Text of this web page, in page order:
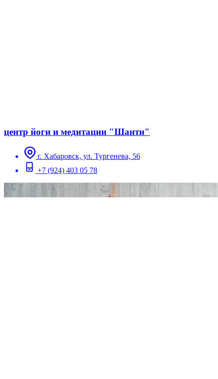
центр йоги и медитации "Шанти"
г. Хабаровск, ул. Тургенева, 56
+7 (924) 403 05 78